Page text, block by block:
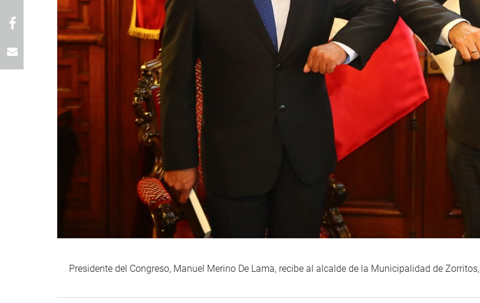
Presidente del Congreso, Manuel Merino De Lama, recibe al alcalde de la Municipalidad de